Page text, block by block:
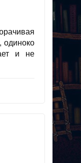
одиноко
и не